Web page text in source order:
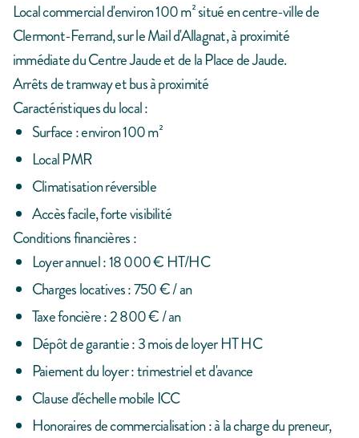
Local commercial d'environ 100 m² situé en centre-ville de
Clermont-Ferrand, sur le Mail d'Allagnat, à proximité
immédiate du Centre Jaude et de la Place de Jaude.
Arrêts de tramway et bus à proximité
Caractéristiques du local :
Surface : environ 100 m²
Local PMR
Climatisation réversible
Accès facile, forte visibilité
Conditions financières :
Loyer annuel : 18 000 € HT/HC
Charges locatives : 750 € / an
Taxe foncière : 2 800 € / an
Dépôt de garantie : 3 mois de loyer HT HC
Paiement du loyer : trimestriel et d'avance
Clause d'échelle mobile ICC
Honoraires de commercialisation : à la charge du preneur,